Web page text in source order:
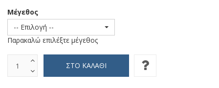
Μέγεθος
-- Επιλογή --
Παρακαλώ επιλέξτε μέγεθος